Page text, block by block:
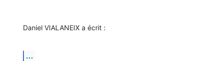
Daniel VIALANEIX a écrit :
...